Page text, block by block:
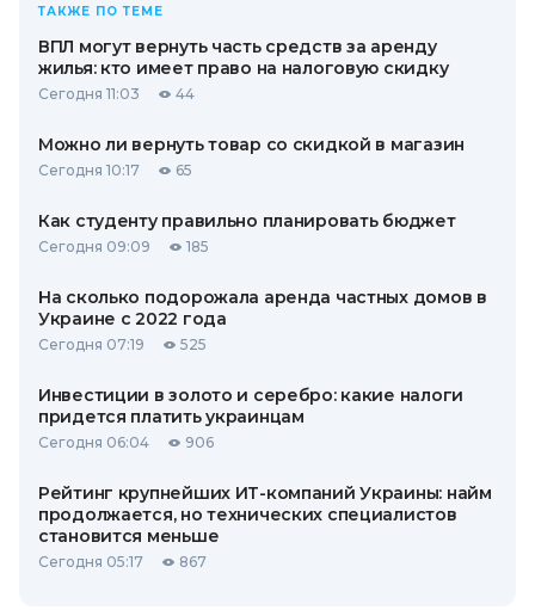
ТАКЖЕ ПО ТЕМЕ
ВПЛ могут вернуть часть средств за аренду
жилья: кто имеет право на налоговую скидку
Сегодня 11:03 44
Можно ли вернуть товар со скидкой в ​​магазин
Сегодня 10:17 65
Как студенту правильно планировать бюджет
Сегодня 09:09 185
На сколько подорожала аренда частных домов в
Украине с 2022 года
Сегодня 07:19 525
Инвестиции в золото и серебро: какие налоги
придется платить украинцам
Сегодня 06:04 906
Рейтинг крупнейших ИТ-компаний Украины: найм
продолжается, но технических специалистов
становится меньше
Сегодня 05:17 867